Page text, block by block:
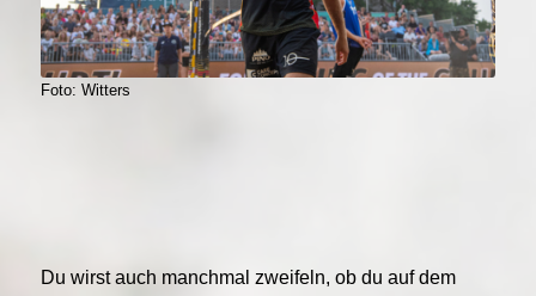
Foto: Witters
Du wirst auch manchmal zweifeln, ob du auf dem